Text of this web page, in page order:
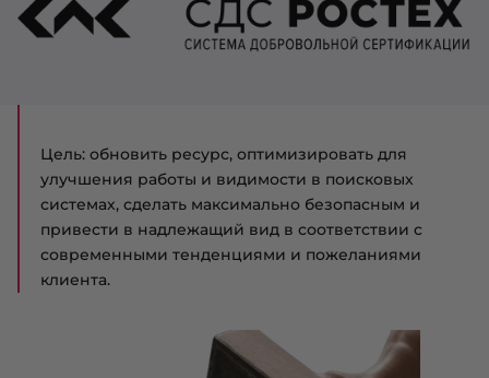
Цель: обновить ресурс, оптимизировать для
улучшения работы и видимости в поисковых
системах, сделать максимально безопасным и
привести в надлежащий вид в соответствии с
современными тенденциями и пожеланиями
клиента.